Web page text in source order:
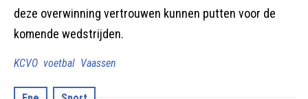
deze overwinning vertrouwen kunnen putten voor de
komende wedstrijden.
KCVO voetbal Vaassen